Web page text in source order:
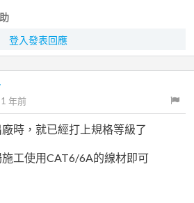
登入發表回應
年前
時，就已經打上規格等級了
工使用CAT6/6A的線材即可